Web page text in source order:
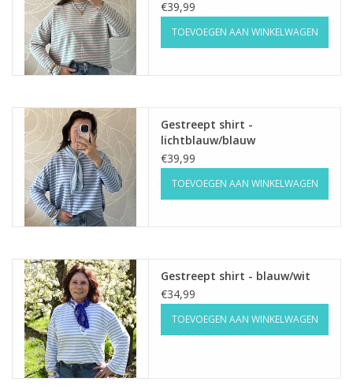
€39,99
TOEVOEGEN AAN WINKELWAGEN
Gestreept shirt -
lichtblauw/blauw
€39,99
TOEVOEGEN AAN WINKELWAGEN
Gestreept shirt - blauw/wit
€34,99
TOEVOEGEN AAN WINKELWAGEN